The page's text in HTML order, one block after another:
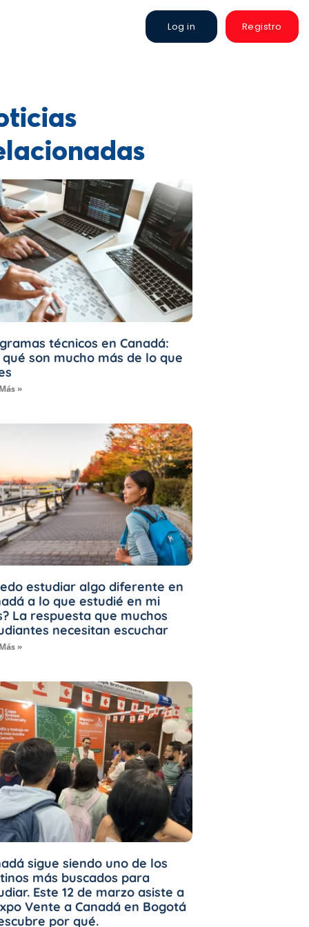
Log in Registro
técnicos en Canadá:
son mucho más de lo que
»
estudiar algo diferente en
a lo que estudié en mi
La respuesta que muchos
necesitan escuchar
»
sigue siendo uno de los
más buscados para
Este 12 de marzo asiste a
Vente a Canadá en Bogotá
por qué.